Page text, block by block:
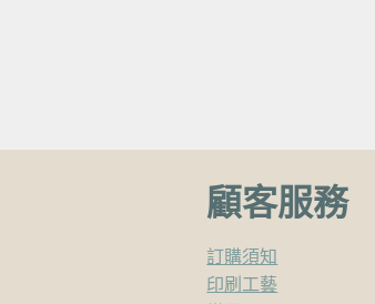
顧客服務
訂購須知
印刷工藝